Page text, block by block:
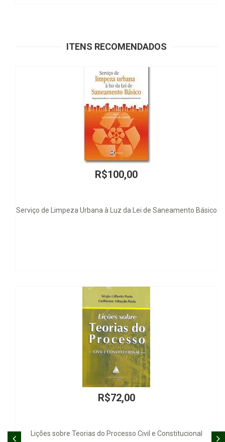
ITENS RECOMENDADOS
R$298,00
Delito y Minorías en Países Multiculturales
R$298,00
Teoría del Delito y Praxis Penal